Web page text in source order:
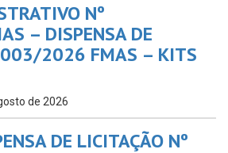
Nº
– DISPENSA DE
003/2026 FMAS – KITS
de 2026
DE LICITAÇÃO Nº